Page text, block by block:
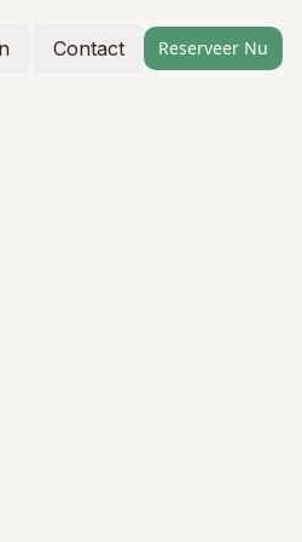
Contact Reserveer Nu